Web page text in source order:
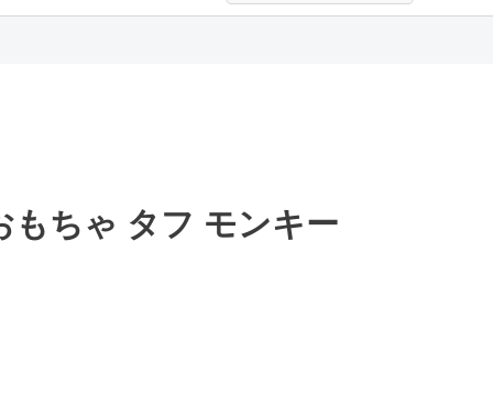
もちゃ タフ モンキー